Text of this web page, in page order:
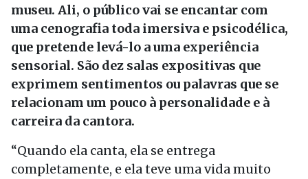
museu. Ali, o público vai se encantar com
uma cenografia toda imersiva e psicodélica,
que pretende levá-lo a uma experiência
sensorial. São dez salas expositivas que
exprimem sentimentos ou palavras que se
relacionam um pouco à personalidade e à
carreira da cantora.
“Quando ela canta, ela se entrega
completamente, e ela teve uma vida muito